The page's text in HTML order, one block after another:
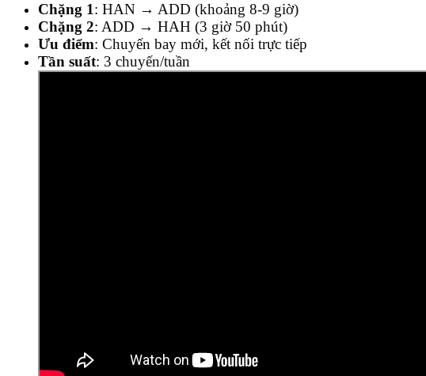
Chặng 1: HAN → ADD (khoảng 8-9 giờ)
Chặng 2: ADD → HAH (3 giờ 50 phút)
Ưu điểm: Chuyến bay mới, kết nối trực tiếp
Tần suất: 3 chuyến/tuần